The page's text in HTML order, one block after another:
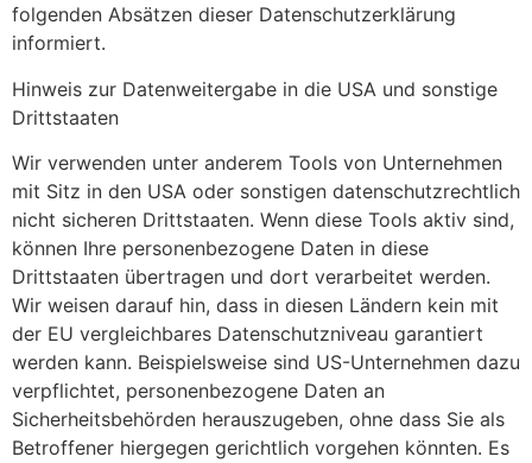
folgenden Absätzen dieser Datenschutzerklärung
informiert.
Hinweis zur Datenweitergabe in die USA und sonstige
Drittstaaten
Wir verwenden unter anderem Tools von Unternehmen
mit Sitz in den USA oder sonstigen datenschutzrechtlich
nicht sicheren Drittstaaten. Wenn diese Tools aktiv sind,
können Ihre personenbezogene Daten in diese
Drittstaaten übertragen und dort verarbeitet werden.
Wir weisen darauf hin, dass in diesen Ländern kein mit
der EU vergleichbares Datenschutzniveau garantiert
werden kann. Beispielsweise sind US-Unternehmen dazu
verpflichtet, personenbezogene Daten an
Sicherheitsbehörden herauszugeben, ohne dass Sie als
Betroffener hiergegen gerichtlich vorgehen könnten. Es